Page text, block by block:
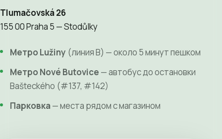
Tlumačovská 26
155 00 Praha 5 — Stodůlky
Метро Lužiny (линия B) — около 5 минут пешком
Метро Nové Butovice — автобус до остановки
Bašteckého (#137, #142)
Парковка — места рядом с магазином